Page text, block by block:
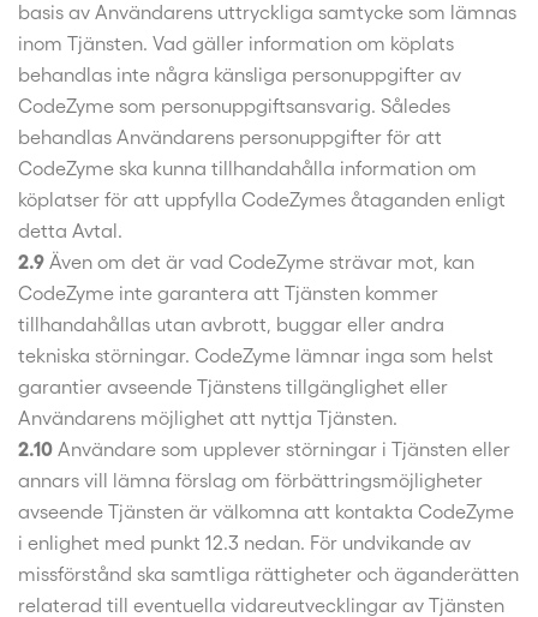
basis av Användarens uttryckliga samtycke som lämnas
inom Tjänsten. Vad gäller information om köplats
behandlas inte några känsliga personuppgifter av
CodeZyme som personuppgiftsansvarig. Således
behandlas Användarens personuppgifter för att
CodeZyme ska kunna tillhandahålla information om
köplatser för att uppfylla CodeZymes åtaganden enligt
detta Avtal.
2.9 Även om det är vad CodeZyme strävar mot, kan
CodeZyme inte garantera att Tjänsten kommer
tillhandahållas utan avbrott, buggar eller andra
tekniska störningar. CodeZyme lämnar inga som helst
garantier avseende Tjänstens tillgänglighet eller
Användarens möjlighet att nyttja Tjänsten.
2.10 Användare som upplever störningar i Tjänsten eller
annars vill lämna förslag om förbättringsmöjligheter
avseende Tjänsten är välkomna att kontakta CodeZyme
i enlighet med punkt 12.3 nedan. För undvikande av
missförstånd ska samtliga rättigheter och äganderätten
relaterad till eventuella vidareutvecklingar av Tjänsten